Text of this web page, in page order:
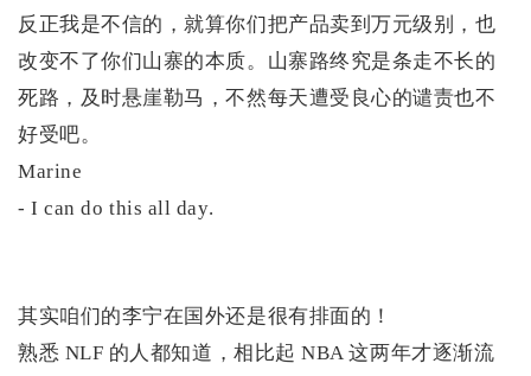
反正我是不信的，就算你们把产品卖到万元级别，也
改变不了你们山寨的本质。山寨路终究是条走不长的
死路，及时悬崖勒马，不然每天遭受良心的谴责也不
好受吧。
Marine
- I can do this all day.
其实咱们的李宁在国外还是很有排面的！
熟悉 NLF 的人都知道，相比起 NBA 这两年才逐渐流